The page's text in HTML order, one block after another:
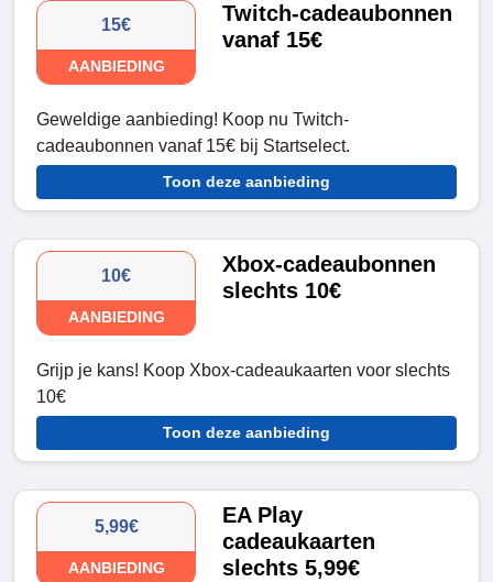
15€
AANBIEDING
Twitch-cadeaubonnen
vanaf 15€
Geweldige aanbieding! Koop nu Twitch-
cadeaubonnen vanaf 15€ bij Startselect.
Toon deze aanbieding
10€
AANBIEDING
Xbox-cadeaubonnen
slechts 10€
Grijp je kans! Koop Xbox-cadeaukaarten voor slechts
10€
Toon deze aanbieding
5,99€
AANBIEDING
EA Play
cadeaukaarten
slechts 5,99€